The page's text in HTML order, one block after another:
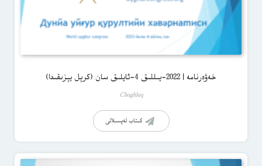
خەۋەرنامە | 2022-يىللىق 4-ئايلىق سان (كرېل يېزىقىدا)
Choghluq
كىتاب تەپسىلاتى